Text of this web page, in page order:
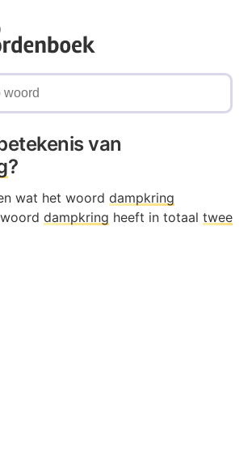
van
?
wat het woord dampkring
dampkring heeft in totaal twee